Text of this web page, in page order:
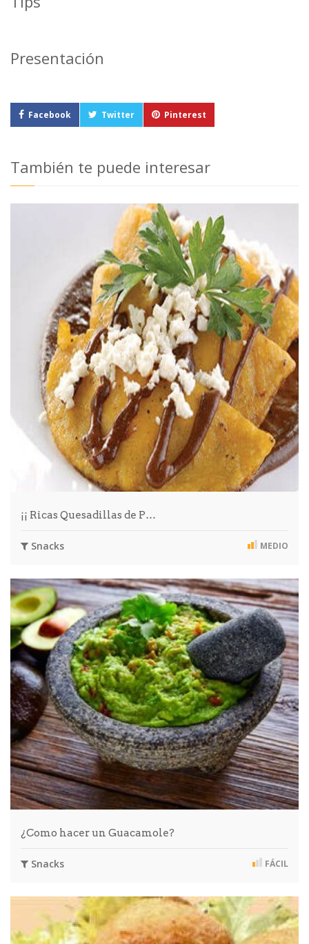
Presentación
Facebook Twitter Pinterest
También te puede interesar
¡¡ Ricas Quesadillas de P…
Snacks MEDIO
¿Como hacer un Guacamole?
Snacks FÁCIL